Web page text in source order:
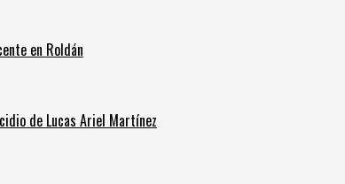
en Roldán
de Lucas Ariel Martínez